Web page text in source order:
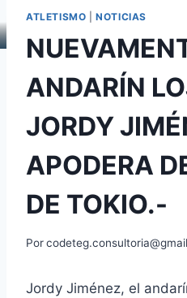
ATLETISMO |NOTICIAS
ANDARÍN
JORDY
APODERA
DE TOKIO.-
Por
Jordy Jiménez, el